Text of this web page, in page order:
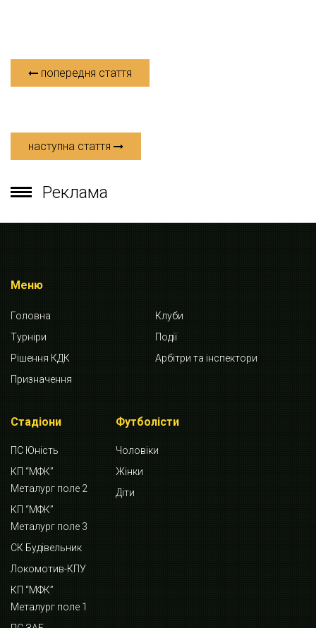
попередня стаття
наступна стаття
Реклама
Меню
Головна
Клуби
Турніри
Події
Рішення КДК
Арбітри та інспектори
Призначення
Стадіони
ПС Юність
КП “МФК”
Металург поле 2
КП “МФК”
Металург поле 3
СК Будівельник
Локомотив-КПУ
КП “МФК”
Металург поле 1
Футболісти
Чоловіки
Жінки
Діти